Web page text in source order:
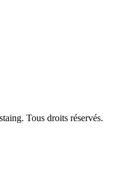
Tous droits réservés.